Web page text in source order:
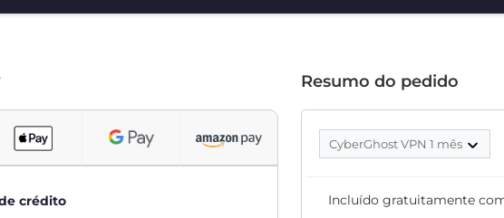
crédito
Resumo do pedido
CyberGhost VPN 1 mês
Incluído gratuitamente